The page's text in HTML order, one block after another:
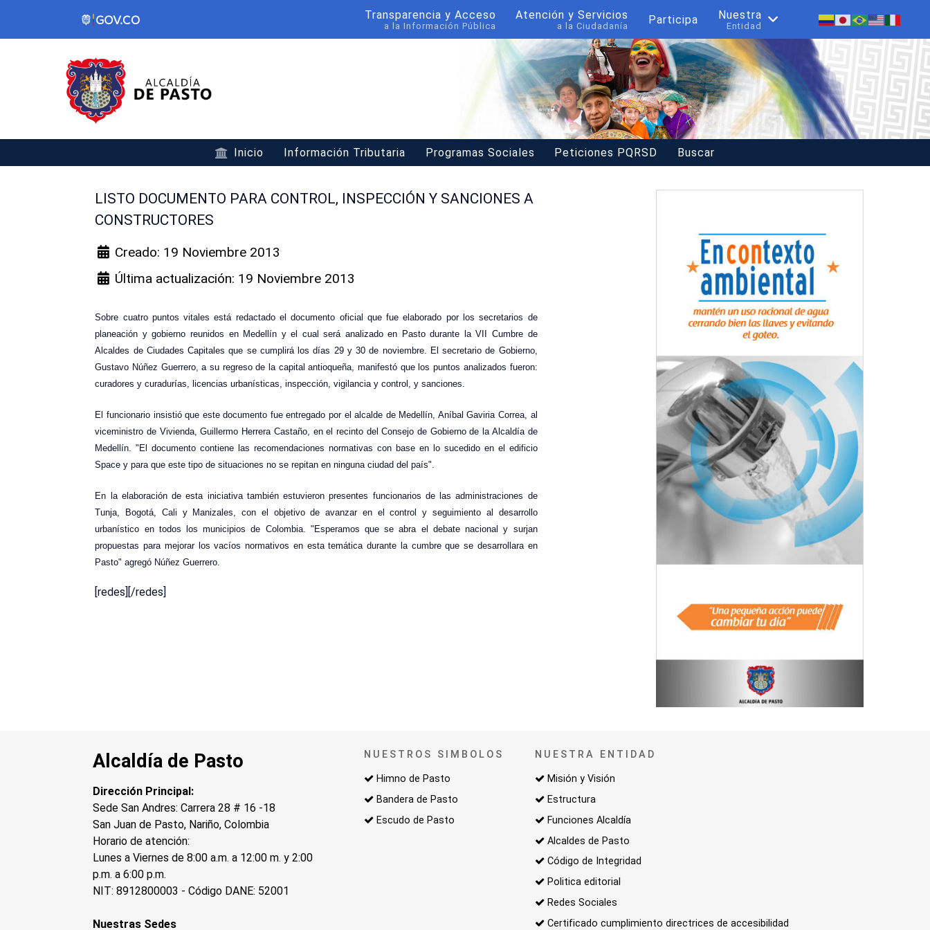
Transparencia y Acceso
a la Información Pública
Atención y Servicios
a la Ciudadanía Participa Nuestra
Entidad
Inicio Información Tributaria Programas Sociales Peticiones PQRSD Buscar
LISTO DOCUMENTO PARA CONTROL, INSPECCIÓN Y SANCIONES A
CONSTRUCTORES
Creado: 19 Noviembre 2013
Última actualización: 19 Noviembre 2013
Sobre cuatro puntos vitales está redactado el documento oficial que fue elaborado por los secretarios de
planeación y gobierno reunidos en Medellín y el cual será analizado en Pasto durante la VII Cumbre de
Alcaldes de Ciudades Capitales que se cumplirá los días 29 y 30 de noviembre. El secretario de Gobierno,
Gustavo Núñez Guerrero, a su regreso de la capital antioqueña, manifestó que los puntos analizados fueron:
curadores y curadurías, licencias urbanísticas, inspección, vigilancia y control, y sanciones.
El funcionario insistió que este documento fue entregado por el alcalde de Medellín, Aníbal Gaviria Correa, al
viceministro de Vivienda, Guillermo Herrera Castaño, en el recinto del Consejo de Gobierno de la Alcaldía de
Medellín. "El documento contiene las recomendaciones normativas con base en lo sucedido en el edificio
Space y para que este tipo de situaciones no se repitan en ninguna ciudad del país".
En la elaboración de esta iniciativa también estuvieron presentes funcionarios de las administraciones de
Tunja, Bogotá, Cali y Manizales, con el objetivo de avanzar en el control y seguimiento al desarrollo
urbanístico en todos los municipios de Colombia. "Esperamos que se abra el debate nacional y surjan
propuestas para mejorar los vacíos normativos en esta temática durante la cumbre que se desarrollara en
Pasto" agregó Núñez Guerrero.
[redes][/redes]
Alcaldía de Pasto
Dirección Principal:
Sede San Andres: Carrera 28 # 16 -18
San Juan de Pasto, Nariño, Colombia
Horario de atención:
Lunes a Viernes de 8:00 a.m. a 12:00 m. y 2:00
p.m. a 6:00 p.m.
NIT: 8912800003 - Código DANE: 52001
Nuestras Sedes
NUESTROS SIMBOLOS
Himno de Pasto
Bandera de Pasto
Escudo de Pasto
NUESTRA ENTIDAD
Misión y Visión
Estructura
Funciones Alcaldía
Alcaldes de Pasto
Código de Integridad
Politica editorial
Redes Sociales
Certificado cumplimiento directrices de accesibilidad